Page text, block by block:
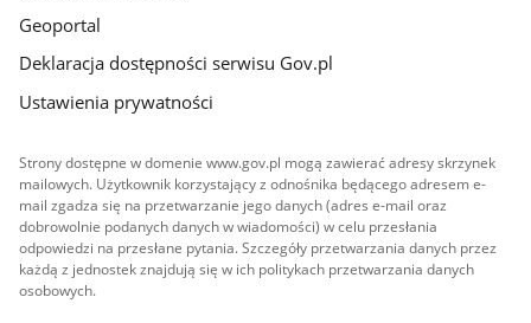
Geoportal
Deklaracja dostępności serwisu Gov.pl
Ustawienia prywatności
Strony dostępne w domenie www.gov.pl mogą zawierać adresy skrzynek
mailowych. Użytkownik korzystający z odnośnika będącego adresem e-
mail zgadza się na przetwarzanie jego danych (adres e-mail oraz
dobrowolnie podanych danych w wiadomości) w celu przesłania
odpowiedzi na przesłane pytania. Szczegóły przetwarzania danych przez
każdą z jednostek znajdują się w ich politykach przetwarzania danych
osobowych.